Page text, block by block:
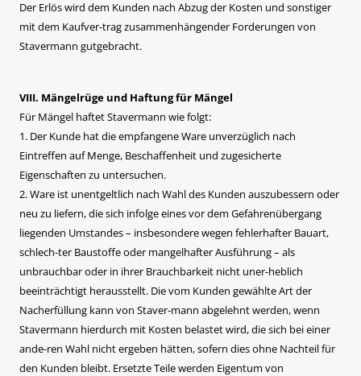
Der Erlös wird dem Kunden nach Abzug der Kosten und sonstiger
mit dem Kaufver-trag zusammenhängender Forderungen von
Stavermann gutgebracht.
VIII. Mängelrüge und Haftung für Mängel
Für Mängel haftet Stavermann wie folgt:
1. Der Kunde hat die empfangene Ware unverzüglich nach
Eintreffen auf Menge, Beschaffenheit und zugesicherte
Eigenschaften zu untersuchen.
2. Ware ist unentgeltlich nach Wahl des Kunden auszubessern oder
neu zu liefern, die sich infolge eines vor dem Gefahrenübergang
liegenden Umstandes – insbesondere wegen fehlerhafter Bauart,
schlech-ter Baustoffe oder mangelhafter Ausführung – als
unbrauchbar oder in ihrer Brauchbarkeit nicht uner-heblich
beeinträchtigt herausstellt. Die vom Kunden gewählte Art der
Nacherfüllung kann von Staver-mann abgelehnt werden, wenn
Stavermann hierdurch mit Kosten belastet wird, die sich bei einer
ande-ren Wahl nicht ergeben hätten, sofern dies ohne Nachteil für
den Kunden bleibt. Ersetzte Teile werden Eigentum von